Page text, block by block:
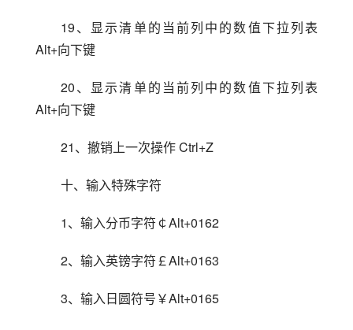
19、显示清单的当前列中的数值下拉列表
Alt+向下键
20、显示清单的当前列中的数值下拉列表
Alt+向下键
21、撤销上一次操作 Ctrl+Z
十、输入特殊字符
1、输入分币字符￠Alt+0162
2、输入英镑字符￡Alt+0163
3、输入日圆符号￥Alt+0165